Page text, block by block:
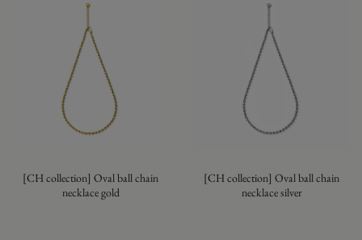
[CH collection] Oval ball chain
necklace gold
[CH collection] Oval ball chain
necklace silver